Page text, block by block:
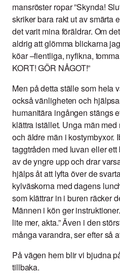
mansröster ropar ”Skynda!
skriker bara rakt ut av smärta
det varit mina föräldrar. Om
aldrig att glömma blickarna
köar –fientliga, nyfikna,
KORT! GÖR NÅGOT!”
Men på detta ställe som hela
också vänligheten och
humanitära ingången stängs
klättra istället. Unga män
och äldre män i kostymbyxor.
taggtråden med luvan eller
av de yngre upp och drar
hjälps åt att lyfta över de
kylväskorna med dagens
som klättrar in i buren räcker
Männen i kön ger
lite mer, akta.” Även i den
många varandra, ser efter så
På vägen hem blir vi bjudna
tillbaka.